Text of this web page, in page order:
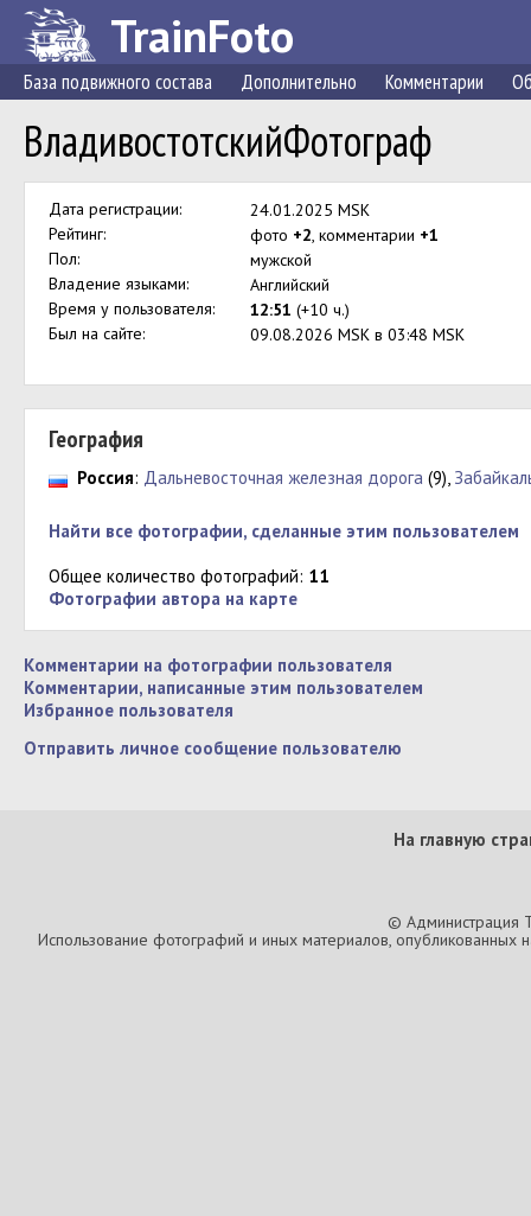
TrainFoto
База подвижного состава Дополнительно Комментарии
ВладивостотскийФотограф
Дата регистрации:
24.01.2025 MSK
Рейтинг:
фото +2, комментарии +1
Пол:
мужской
Владение языками:
Английский
Время у пользователя:
12:51 (+10 ч.)
Был на сайте:
09.08.2026 MSK в 03:48 MSK
География
Россия: Дальневосточная железная дорога (9),
Найти все фотографии, сделанные этим пользователем
Общее количество фотографий: 11
Фотографии автора на карте
Комментарии на фотографии пользователя
Комментарии, написанные этим пользователем
Избранное пользователя
Отправить личное сообщение пользователю
На главную
© Администрация
Использование фотографий и иных материалов, опубликованных